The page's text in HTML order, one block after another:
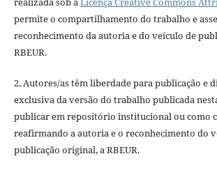
permite o compartilhamento do trabalho e
reconhecimento da autoria e do veículo de
RBEUR.
2. Autores/as têm liberdade para publicação e
exclusiva da versão do trabalho publicada
publicar em repositório institucional ou como
reafirmando a autoria e o reconhecimento do
publicação original, a RBEUR.